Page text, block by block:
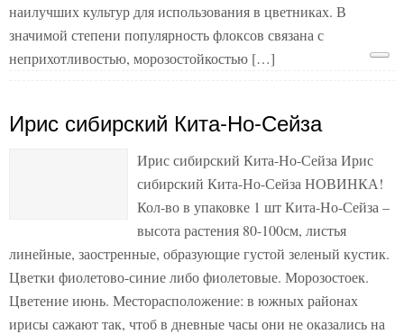
наилучших культур для использования в цветниках. В
значимой степени популярность флоксов связана с
неприхотливостью, морозостойкостью […]
Ирис сибирский Кита-Но-Сейза
Ирис сибирский Кита-Но-Сейза Ирис
сибирский Кита-Но-Сейза НОВИНКА!
Кол-во в упаковке 1 шт Кита-Но-Сейза –
высота растения 80-100см, листья
линейные, заостренные, образующие густой зеленый кустик.
Цветки фиолетово-синие либо фиолетовые. Морозостоек.
Цветение июнь. Месторасположение: в южных районах
ирисы сажают так, чтоб в дневные часы они не оказались на